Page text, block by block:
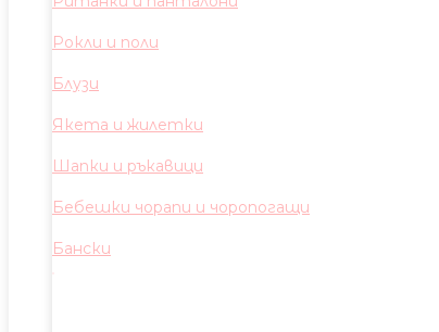
Рокли и поли
Блузи
Якета и жилетки
Шапки и ръкавици
Бебешки чорапи и чоропогащи
Бански